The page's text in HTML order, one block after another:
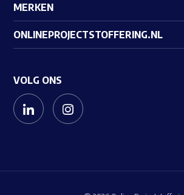
MERKEN
ONLINEPROJECTSTOFFERING.NL
VOLG ONS